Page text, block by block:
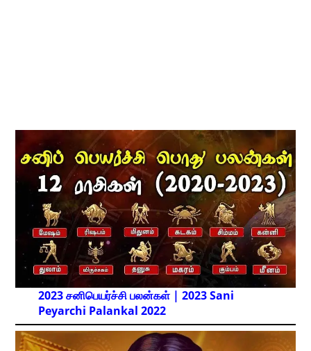
2023 சனிபெயர்ச்சி பலன்கள் | 2023 Sani
Peyarchi Palankal 2022